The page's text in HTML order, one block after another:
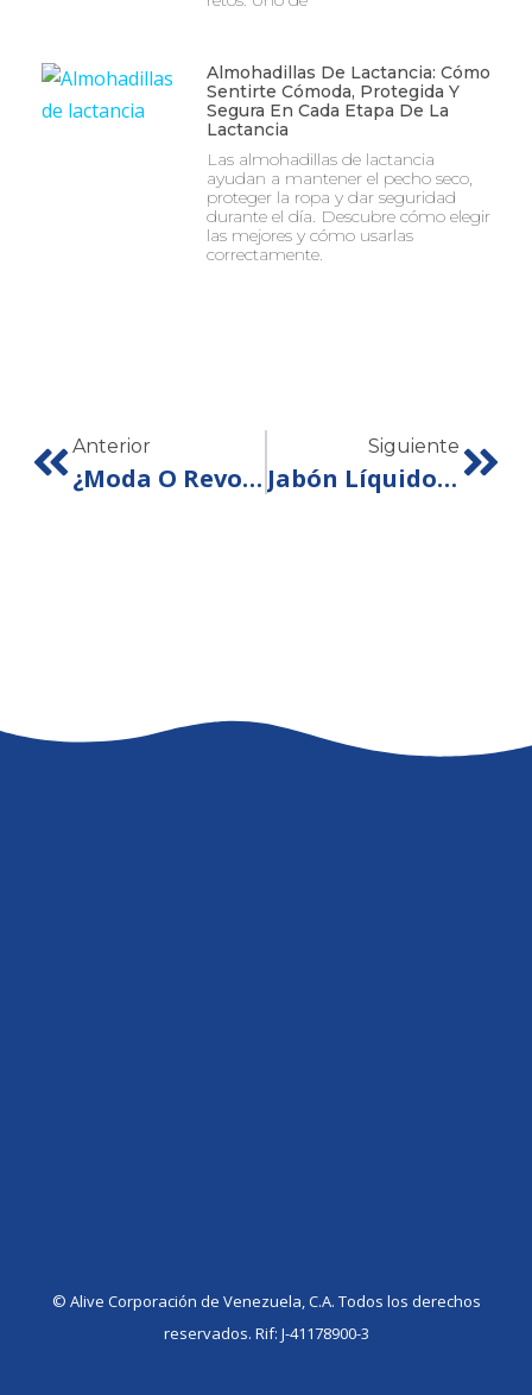
Almohadillas De Lactancia: Cómo
Sentirte Cómoda, Protegida Y
Segura En Cada Etapa De La
Lactancia
Las almohadillas de lactancia
ayudan a mantener el pecho seco,
proteger la ropa y dar seguridad
durante el día. Descubre cómo elegir
las mejores y cómo usarlas
correctamente.
Anterior
¿Moda O Revolución? Descubre Los Beneficios Del Carbón Activado En Tu Cepillo De Dientes
Siguiente
Jabón Líquido Para Manos: La Solución Perfecta Para La Higiene Diaria
©️ Alive Corporación de Venezuela, C.A. Todos los derechos
reservados. Rif: J-41178900-3